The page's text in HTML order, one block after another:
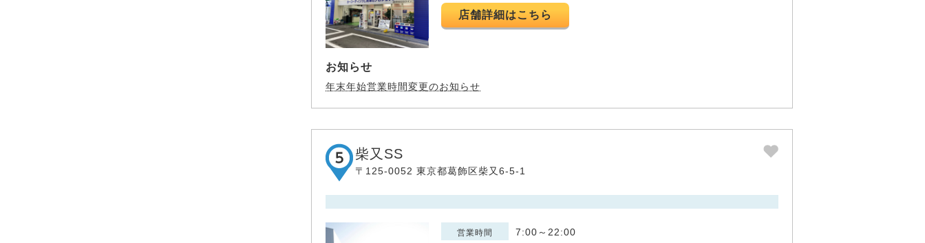
店舗詳細はこちら
お知らせ
年末年始営業時間変更のお知らせ
柴又SS
〒125-0052 東京都葛飾区柴又6-5-1
営業時間 7:00～22:00